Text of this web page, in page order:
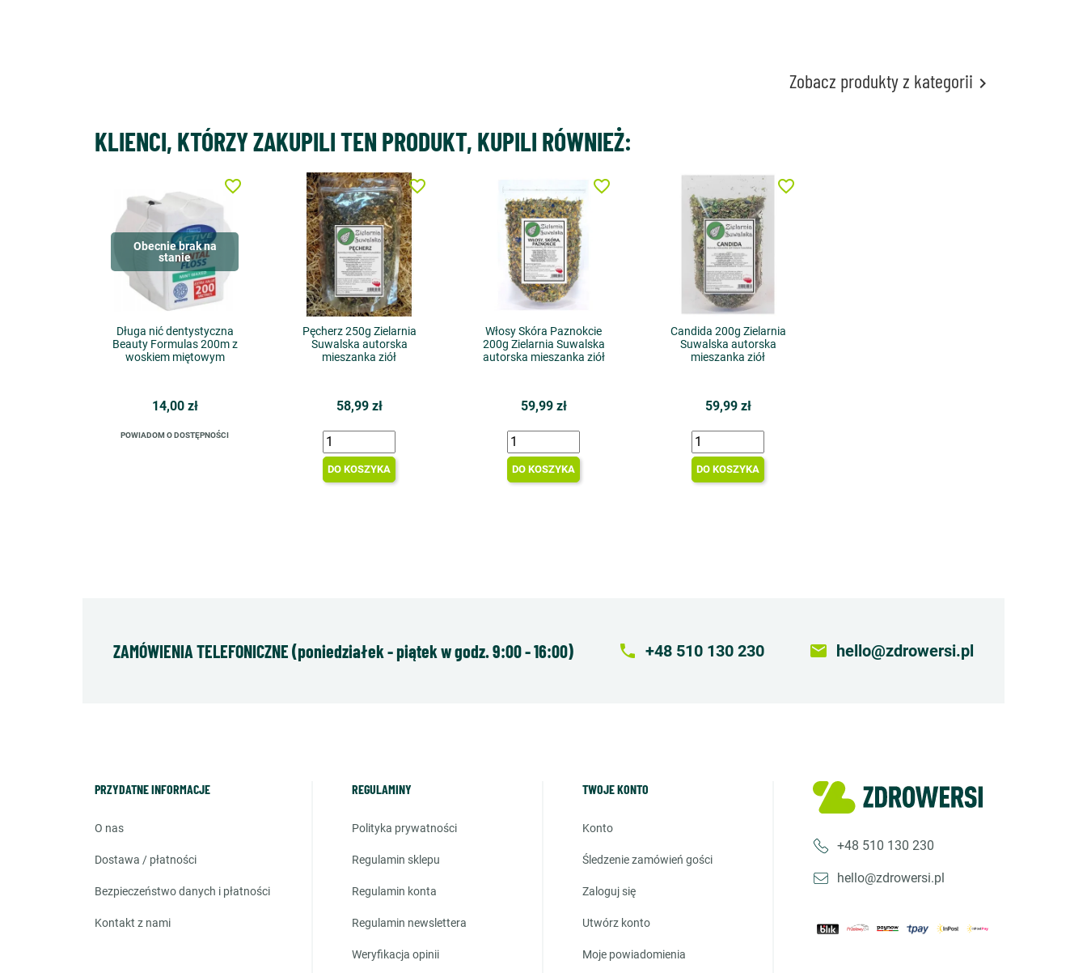
Zobacz produkty z kategorii 
KLIENCI, KTÓRZY ZAKUPILI TEN PRODUKT, KUPILI RÓWNIEŻ:
Obecnie brak na
stanie
Długa nić dentystyczna
Beauty Formulas 200m z
woskiem miętowym
14,00 zł
POWIADOM O DOSTĘPNOŚCI
favorite_border
Pęcherz 250g Zielarnia
Suwalska autorska
mieszanka ziół
58,99 zł
DO KOSZYKA
favorite_border
Włosy Skóra Paznokcie
200g Zielarnia Suwalska
autorska mieszanka ziół
59,99 zł
DO KOSZYKA
favorite_border
Candida 200g Zielarnia
Suwalska autorska
mieszanka ziół
59,99 zł
DO KOSZYKA
favorite_border
ZAMÓWIENIA TELEFONICZNE (poniedziałek - piątek w godz. 9:00 - 16:00) local_phone +48 510 130 230 email hello@zdrowersi.pl
PRZYDATNE INFORMACJE
o nas
dostawa / płatności
bezpieczeństwo danych i płatności
kontakt z nami
REGULAMINY
polityka prywatności
regulamin sklepu
regulamin konta
regulamin newslettera
weryfikacja opinii
TWOJE KONTO
konto
śledzenie zamówień gości
zaloguj się
utwórz konto
moje powiadomienia
+48 510 130 230
hello@zdrowersi.pl